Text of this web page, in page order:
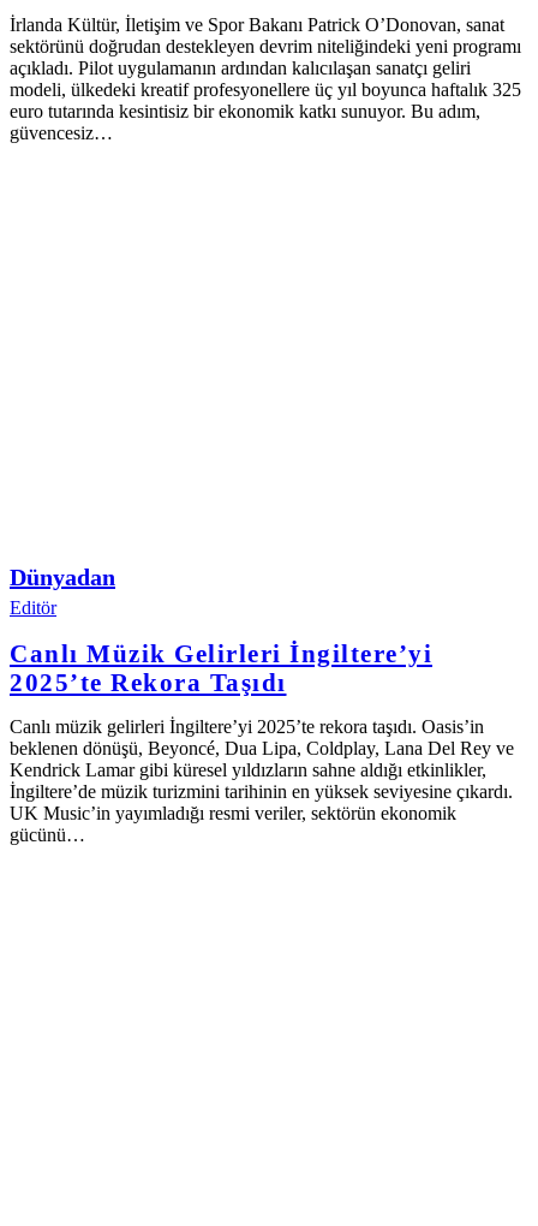
İrlanda Kültür, İletişim ve Spor Bakanı Patrick O’Donovan, sanat
sektörünü doğrudan destekleyen devrim niteliğindeki yeni programı
açıkladı. Pilot uygulamanın ardından kalıcılaşan sanatçı geliri
modeli, ülkedeki kreatif profesyonellere üç yıl boyunca haftalık 325
euro tutarında kesintisiz bir ekonomik katkı sunuyor. Bu adım,
güvencesiz…
Dünyadan
Editör
Canlı Müzik Gelirleri İngiltere’yi
2025’te Rekora Taşıdı
Canlı müzik gelirleri İngiltere’yi 2025’te rekora taşıdı. Oasis’in
beklenen dönüşü, Beyoncé, Dua Lipa, Coldplay, Lana Del Rey ve
Kendrick Lamar gibi küresel yıldızların sahne aldığı etkinlikler,
İngiltere’de müzik turizmini tarihinin en yüksek seviyesine çıkardı.
UK Music’in yayımladığı resmi veriler, sektörün ekonomik
gücünü…